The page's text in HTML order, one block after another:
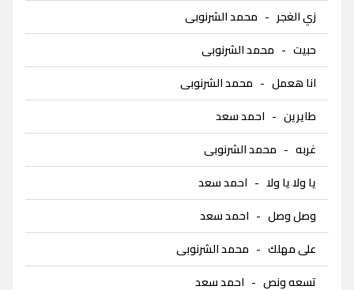
زي الغجر - محمد الشرنوبى
حبيت - محمد الشرنوبى
انا هعمل - محمد الشرنوبى
طايرين - احمد سعد
غربه - محمد الشرنوبى
يا ولا يا ولا - احمد سعد
وصل وصل - احمد سعد
على مهلك - محمد الشرنوبى
تسعه ونص - احمد سعد